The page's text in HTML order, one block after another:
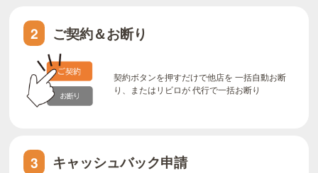
2 ご契約＆お断り
契約ボタンを押すだけで他店を 一括自動お断
り、またはリビロが 代行で一括お断り
3 キャッシュバック申請